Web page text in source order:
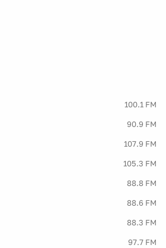
100.1 FM
90.9 FM
107.9 FM
105.3 FM
88.8 FM
88.6 FM
88.3 FM
97.7 FM